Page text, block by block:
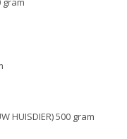
HUISDIER) 500 gram